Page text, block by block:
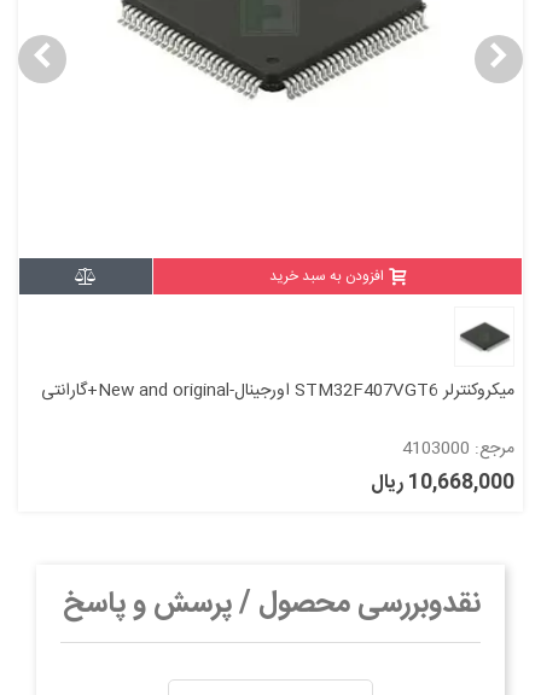
افزودن به سبد خرید
میکروکنترلر STM32F407VGT6 اورجینال-New and original+گارانتی
مرجع: 4103000
10,668,000 ریال
نقدوبررسی محصول / پرسش و پاسخ